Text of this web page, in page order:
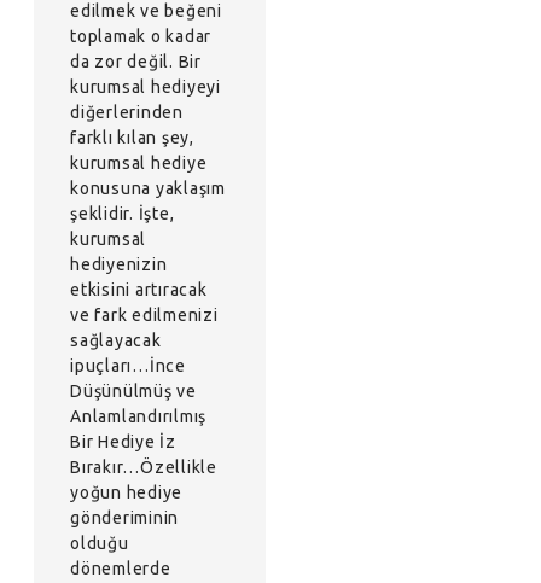
edilmek ve beğeni
toplamak o kadar
da zor değil. Bir
kurumsal hediyeyi
diğerlerinden
farklı kılan şey,
kurumsal hediye
konusuna yaklaşım
şeklidir. İşte,
kurumsal
hediyenizin
etkisini artıracak
ve fark edilmenizi
sağlayacak
ipuçları…İnce
Düşünülmüş ve
Anlamlandırılmış
Bir Hediye İz
Bırakır…Özellikle
yoğun hediye
gönderiminin
olduğu
dönemlerde